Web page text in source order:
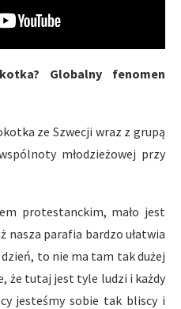
Globalny fenomen
ze Szwecji wraz z grupą
młodzieżowej przy
protestanckim, mało jest
nasza parafia bardzo ułatwia
to nie ma tam tak dużej
że tutaj jest tyle ludzi i każdy
jesteśmy sobie tak bliscy i